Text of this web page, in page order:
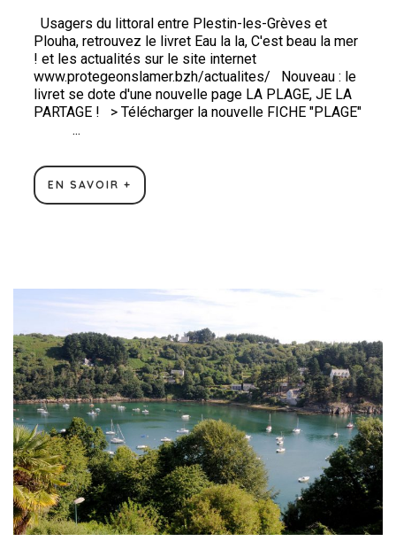
Usagers du littoral entre Plestin-les-Grèves et
Plouha, retrouvez le livret Eau la la, C'est beau la mer
! et les actualités sur le site internet
www.protegeonslamer.bzh/actualites/ Nouveau : le
livret se dote d'une nouvelle page LA PLAGE, JE LA
PARTAGE ! > Télécharger la nouvelle FICHE "PLAGE"
...
EN SAVOIR +